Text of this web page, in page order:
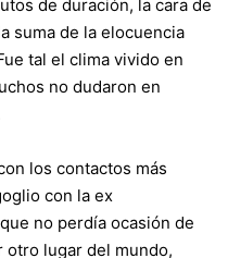
de duración, la cara de
suma de la elocuencia
tal el clima vivido en
no dudaron en
los contactos más
con la ex
no perdía ocasión de
otro lugar del mundo,